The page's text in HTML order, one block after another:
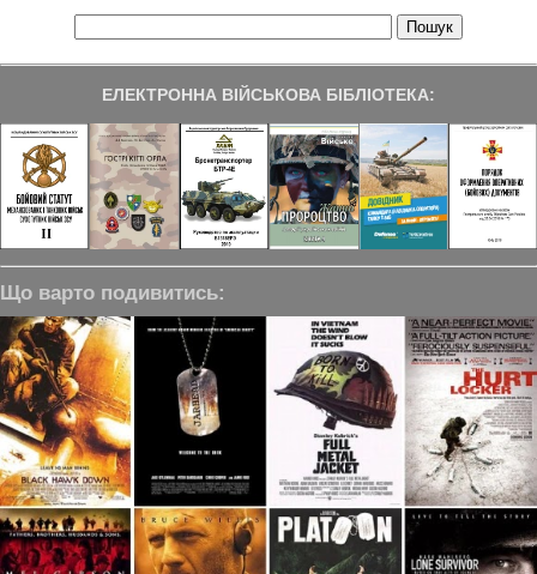
ЕЛЕКТРОННА ВІЙСЬКОВА БІБЛІОТЕКА:
Що варто подивитись: